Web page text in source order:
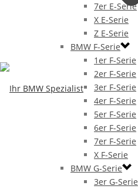
7er E-Serie
X E-Serie
Z E-Serie
BMW F-Serie
1er F-Serie
2er F-Serie
3er F-Serie
4er F-Serie
5er F-Serie
6er F-Serie
7er F-Serie
X F-Serie
BMW G-Serie
3er G-Serie